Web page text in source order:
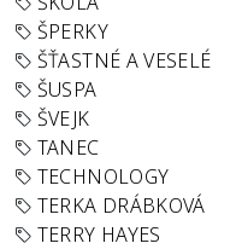
ŠPERKY
ŠŤASTNÉ A VESELÉ
ŠUSPA
ŠVEJK
TANEC
TECHNOLOGY
TERKA DRÁBKOVÁ
TERRY HAYES